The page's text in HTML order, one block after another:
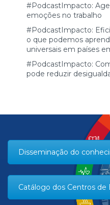
#PodcastImpacto:
emoções no trabalho
#PodcastImpacto:
o que podemos
universais em países
#PodcastImpacto:
pode reduzir
Disseminação do
Catálogo dos Centros de